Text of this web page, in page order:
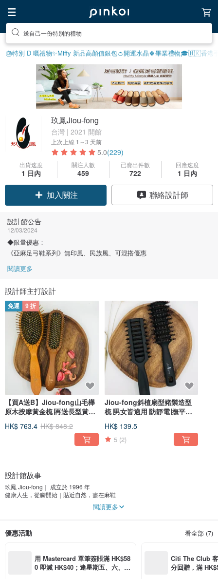
送自己一份特別的禮物
🎂特別 D 嘅禮物✨Miffy 新品高顏值銀包👛開運水晶🍀畢業禮物🎓🇭🇰香港
玖鳳Jiou-fong
台灣 | 2021 開館
上次上線 1～3 天前
5.0(229)
出貨速度
1 日內
關注人數
459
已賣出件數
722
回應速度
1 日內
加入關注 聯絡設計師
設計館公告
12/03/2024
◆限量優惠：
《亞麻足弓鞋系列》無印風、民族風、可混搭優惠
閱讀更多
設計師主打設計
免運 9 折
【買A送B】Jiou-fong山毛櫸
原木按摩黃金梳∣再送長型黃金
HK$ 763.4 HK$ 848.2
Jiou-fong斜植扇型豬鬃造型
梳∣男女皆適用∣防靜電∣撫平毛
HK$ 139.5
5 (2)
設計館故事
玖鳳 Jiou-fong｜ 成立於 1996 年
健康人生，從腳開始｜貼近自然，盡在麻鞋
「我找了半輩子麻鞋，沒想到會在這裡。」一位長者讚嘆地說。
各大百貨都有我們的足跡。
膚、舒適愜意的感覺，是一般塑／橡膠鞋所無法替代，透過不斷地創新改良，玖
鳳也將「足弓墊」的概念，融合於亞麻鞋中，設計出符合人體工學的室內鞋，提
升居家辦公的舒適度；另外更搭配圖騰美學、線條花紋，循復古、民族風開發設
閱讀更多
優惠活動 看全部 (7)
用 Mastercard 單筆簽賬滿 HK$58
0 即減 HK$40；逢星期五、六、日
Citi The Club
分回贈，滿